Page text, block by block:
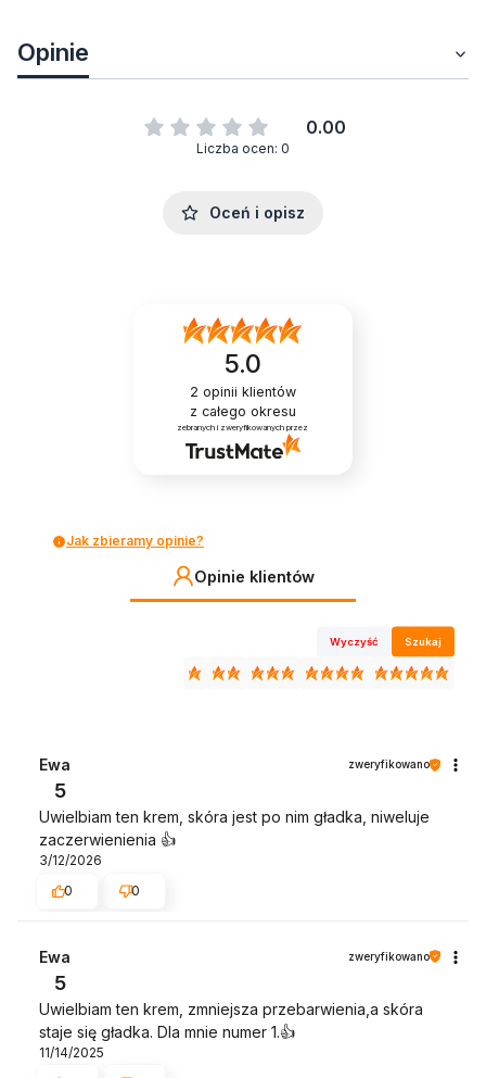
Opinie
0.00
Liczba ocen: 0
Oceń i opisz
5.0
2 opinii klientów
z całego okresu
zebranych i zweryfikowanych przez
Jak zbieramy opinie?
Opinie klientów
Wyczyść Szukaj
Ewa zweryfikowano
5
Uwielbiam ten krem, skóra jest po nim gładka, niweluje
zaczerwienienia 👍️
3/12/2026
0
0
Ewa zweryfikowano
5
Uwielbiam ten krem, zmniejsza przebarwienia,a skóra
staje się gładka. Dla mnie numer 1.👍️
11/14/2025